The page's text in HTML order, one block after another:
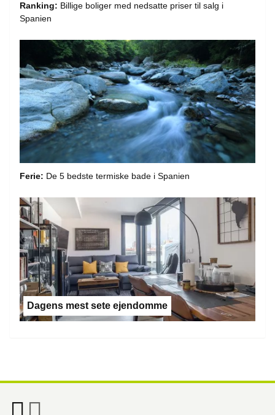
Ranking: Billige boliger med nedsatte priser til salg i
Spanien
Ferie: De 5 bedste termiske bade i Spanien
Dagens mest sete ejendomme